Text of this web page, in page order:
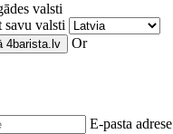
valsti
savu valsti
4barista.lv Or
E-pasta adrese